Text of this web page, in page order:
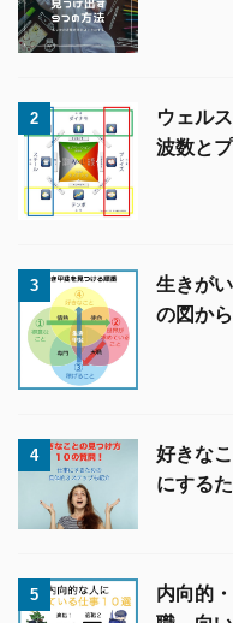
2
ウェル
波数と
3
生きが
の図か
4
好きな
にする
5
内向的